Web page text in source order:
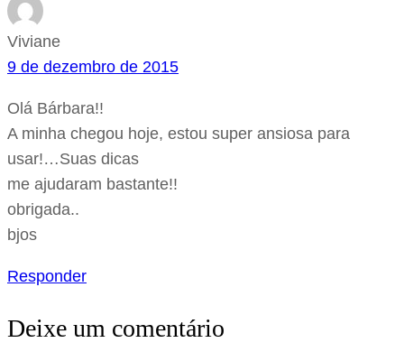
Viviane
9 de dezembro de 2015
Olá Bárbara!!
A minha chegou hoje, estou super ansiosa para
usar!…Suas dicas
me ajudaram bastante!!
obrigada..
bjos
Responder
Deixe um comentário